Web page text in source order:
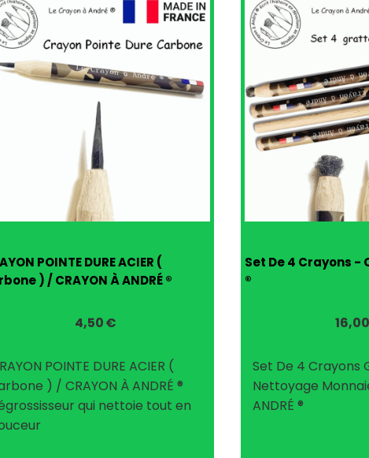
POINTE DURE ACIER (
) / CRAYON À ANDRÉ ®
4,50€
POINTE DURE ACIER (
) / CRAYON À ANDRÉ ®
qui nettoie tout en
Set De 4 Crayons -
®
16,00
Set De 4 Crayons
Nettoyage
ANDRÉ ®